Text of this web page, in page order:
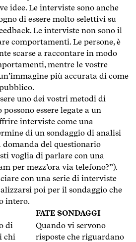
idee. Le interviste sono anche
di essere molto selettivi su
Le interviste non sono il
comportamenti. Le persone, è
scarse a raccontare in modo
mentre le vostre
più accurata di come
uno dei vostri metodi di
essere legate a un
interviste come una
di un sondaggio di analisi
del questionario
voglia di parlare con una
per mezz’ora via telefono?”).
con una serie di interviste
poi per il sondaggio che
intero.
FATE SONDAGGI
di
chi
Quando vi servono
risposte che riguardano